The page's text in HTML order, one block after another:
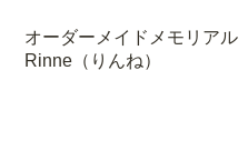
オーダーメイドメモリアル
Rinne（りんね）